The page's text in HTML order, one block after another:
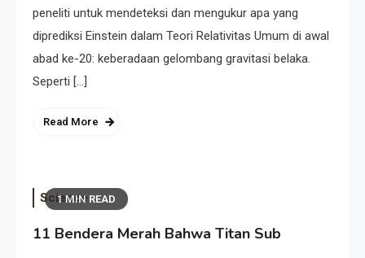
peneliti untuk mendeteksi dan mengukur apa yang
diprediksi Einstein dalam Teori Relativitas Umum di awal
abad ke-20: keberadaan gelombang gravitasi belaka.
Seperti […]
Read More
1 MIN READ
Science
11 Bendera Merah Bahwa Titan Sub